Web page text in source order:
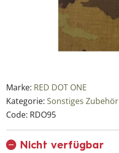
Marke: RED DOT ONE
Kategorie: Sonstiges Zubehör
Code: RDO95
Nicht verfügbar